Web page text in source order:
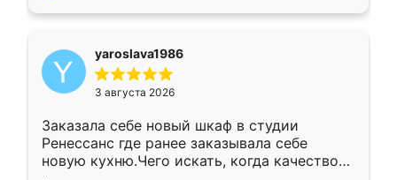
yaroslava1986
3 августа 2026
Заказала себе новый шкаф в студии
Ренессанс где ранее заказывала себе
новую кухню.Чего искать, когда качеством